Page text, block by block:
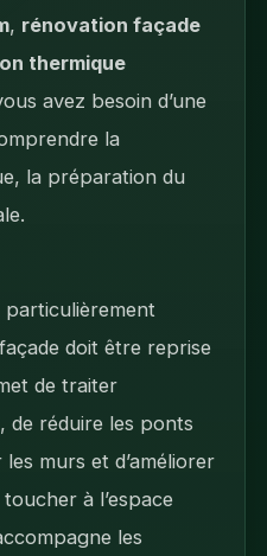
, rénovation façade
thermique
avez besoin d’une
la
la préparation du
particulièrement
doit être reprise
de traiter
de réduire les ponts
murs et d’améliorer
à l’espace
les